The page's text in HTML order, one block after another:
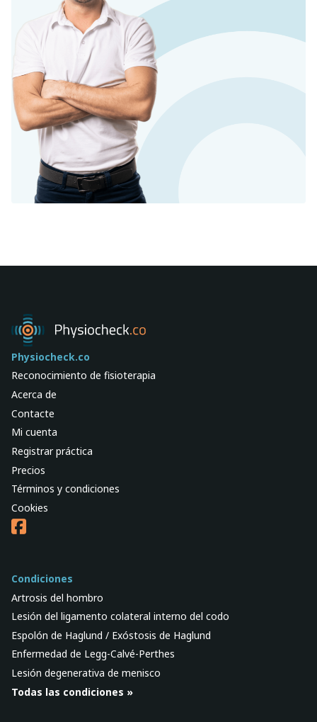
Physiocheck.co
Reconocimiento de fisioterapia
Acerca de
Contacte
Mi cuenta
Registrar práctica
Precios
Términos y condiciones
Cookies
Condiciones
Artrosis del hombro
Lesión del ligamento colateral interno del codo
Espolón de Haglund / Exóstosis de Haglund
Enfermedad de Legg-Calvé-Perthes
Lesión degenerativa de menisco
Todas las condiciones »